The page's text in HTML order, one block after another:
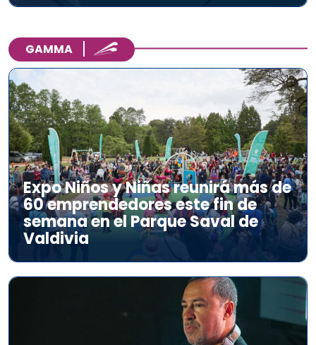
GAMMA
Expo Niños y Niñas reunirá más de
60 emprendedores este fin de
semana en el Parque Saval de
Valdivia